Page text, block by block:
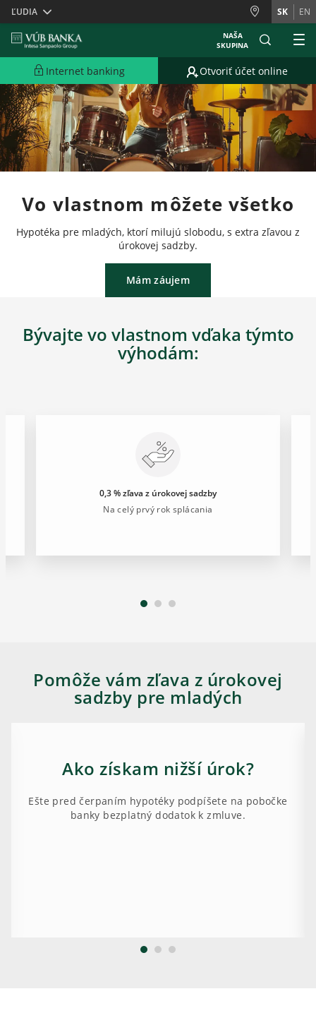
Skiplinks
ĽUDIA SK EN
NAŠA
SKUPINA
Internet banking Otvoriť účet online
Vo vlastnom môžete všetko
Hypotéka pre mladých, ktorí milujú slobodu, s extra zľavou z
úrokovej sadzby.
Mám záujem
Bývajte vo vlastnom vďaka týmto
výhodám:
0,3 % zľava z úrokovej sadzby
Na celý prvý rok splácania
Pomôže vám zľava z úrokovej
sadzby pre mladých
Ako získam nižší úrok?
Ešte pred čerpaním hypotéky podpíšete na pobočke
banky bezplatný dodatok k zmluve.